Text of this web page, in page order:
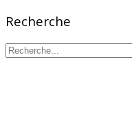
Recherche